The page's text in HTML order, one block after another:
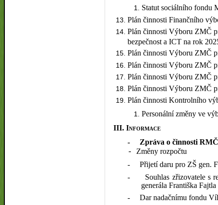
Statut sociálního fondu
Plán činnosti Finančního
Plán činnosti Výboru ZMČ
bezpečnost a ICT na rok
Plán činnosti Výboru ZMČ
Plán činnosti Výboru ZMČ
Plán činnosti Výboru ZMČ
Plán činnosti Výboru ZMČ
Plán činnosti Kontrolního
Personální změny ve
III.Informace
-
Zpráva o činnosti RMČ
-
Změny rozpočtu
-
Přijetí daru pro ZŠ gen.
-
Souhlas zřizovatele s
generála Františka
-
Dar nadačnímu fondu